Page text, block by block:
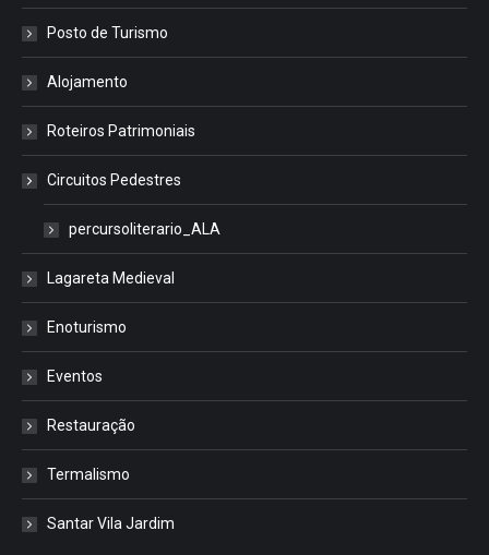
Posto de Turismo
Alojamento
Roteiros Patrimoniais
Circuitos Pedestres
percursoliterario_ALA
Lagareta Medieval
Enoturismo
Eventos
Restauração
Termalismo
Santar Vila Jardim